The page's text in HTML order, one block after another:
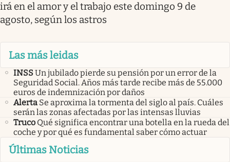
irá en el amor y el trabajo este domingo 9 de
agosto, según los astros
Las más leidas
INSSUn jubilado pierde su pensión por un error de la
Seguridad Social. Años más tarde recibe más de 55.000
euros de indemnización por daños
Alerta Se aproxima la tormenta del siglo al país. Cuáles
serán las zonas afectadas por las intensas lluvias
Truco Qué significa encontrar una botella en la rueda del
coche y por qué es fundamental saber cómo actuar
Últimas Noticias